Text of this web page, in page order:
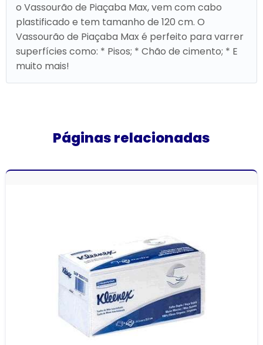
o Vassourão de Piaçaba Max, vem com cabo
plastificado e tem tamanho de 120 cm. O
Vassourão de Piaçaba Max é perfeito para varrer
superfícies como: * Pisos; * Chão de cimento; * E
muito mais!
Páginas relacionadas